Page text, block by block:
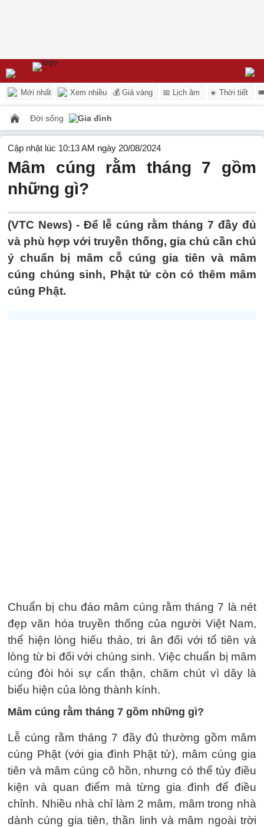
Mới nhất Xem nhiều 💰 Giá vàng 📅 Lịch âm ☀️ Thời tiết
Đời sống Gia đình
Cập nhật lúc 10:13 AM ngày 20/08/2024
Mâm cúng rằm tháng 7 gồm
những gì?
(VTC News) - Để lễ cúng rằm tháng 7 đầy đủ
và phù hợp với truyền thống, gia chủ cần chú
ý chuẩn bị mâm cỗ cúng gia tiên và mâm
cúng chúng sinh, Phật tử còn có thêm mâm
cúng Phật.
Chuẩn bị chu đáo mâm cúng rằm tháng 7 là nét
đẹp văn hóa truyền thống của người Việt Nam,
thể hiện lòng hiếu thảo, tri ân đối với tổ tiên và
lòng từ bi đối với chúng sinh. Việc chuẩn bị mâm
cúng đòi hỏi sự cẩn thận, chăm chút vì dây là
biểu hiện của lòng thành kính.
Mâm cúng rằm tháng 7 gồm những gì?
Lễ cúng rằm tháng 7 đầy đủ thường gồm mâm
cúng Phật (với gia đình Phật tử), mâm cúng gia
tiên và mâm cúng cô hồn, nhưng có thể tùy điều
kiện và quan điểm mà từng gia đình để điều
chỉnh. Nhiều nhà chỉ làm 2 mâm, mâm trong nhà
dành cúng gia tiên, thần linh và mâm ngoài trời